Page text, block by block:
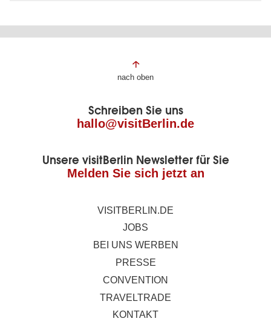
Fußbereich
Seite
nach oben
Schreiben Sie uns
hallo@visitBerlin.de
Unsere visitBerlin Newsletter für Sie
Melden Sie sich jetzt an
VISITBERLIN.DE
JOBS
BEI UNS WERBEN
PRESSE
CONVENTION
TRAVELTRADE
KONTAKT